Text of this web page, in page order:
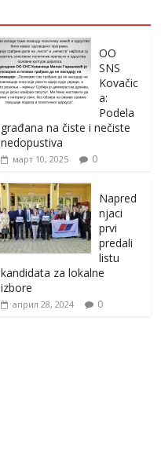
OO
SNS
Kovačic
a:
Podela
građana na čiste i nečiste
nedopustiva
март 10, 2025 0
Napred
njaci
prvi
predali
listu
kandidata za lokalne
izbore
април 28, 2024 0